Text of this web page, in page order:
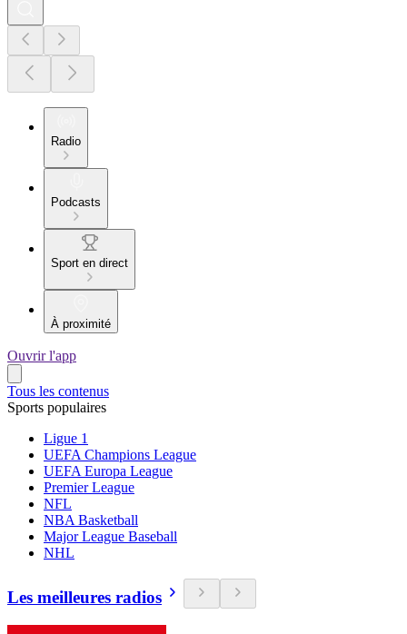
Radio
Podcasts
Sport en direct
À proximité
Ouvrir l'app
Tous les contenus
Sports populaires
Ligue 1
UEFA Champions League
UEFA Europa League
Premier League
NFL
NBA Basketball
Major League Baseball
NHL
Les meilleures radios